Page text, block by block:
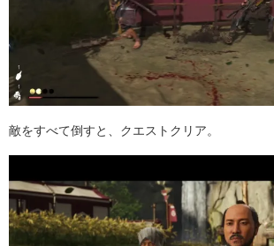
敵をすべて倒すと、クエストクリア。